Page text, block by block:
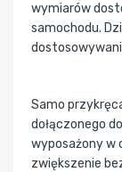
wymiarów
samochodu.
Samo
dołączonego
wyposażony w
zwiększenie